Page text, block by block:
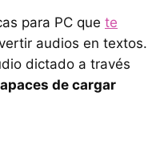
para PC que te
audios en textos.
dictado a través
de cargar